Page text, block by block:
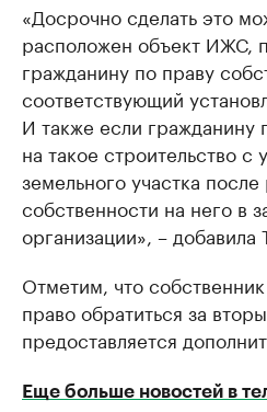
«Досрочно сделать это
расположен объект ИЖС,
гражданину по праву
соответствующий
И также если гражданину
на такое строительство
земельного участка
собственности на него в
организации», – добавила
Отметим, что
право обратиться за
предоставляется
Еще больше новостей в